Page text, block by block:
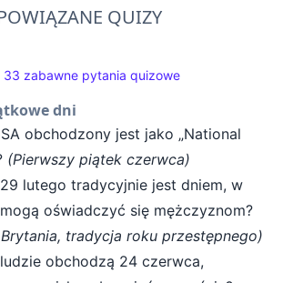
QUIZY
33 zabawne pytania quizowe
dni
obchodzony jest jako „National
(Pierwszy piątek czerwca)
lutego tradycyjnie jest dniem, w
oświadczyć się mężczyznom?
tradycja roku przestępnego)
obchodzą 24 czerwca,